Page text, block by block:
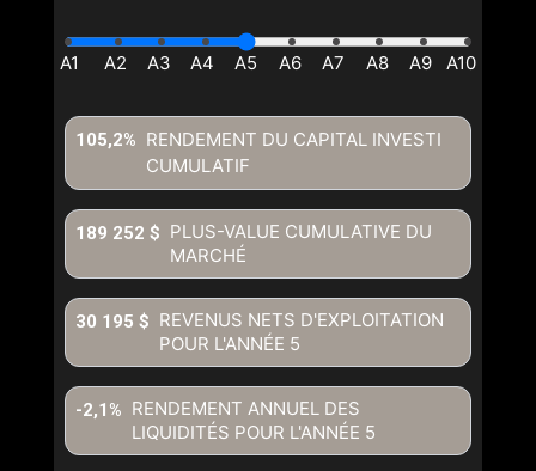
RENDEMENT DU CAPITAL INVESTI
CUMULATIF
105,2%
PLUS-VALUE CUMULATIVE DU
MARCHÉ
189 252 $
REVENUS NETS D'EXPLOITATION
POUR L'ANNÉE 5
30 195 $
RENDEMENT ANNUEL DES
LIQUIDITÉS POUR L'ANNÉE 5
-2,1%